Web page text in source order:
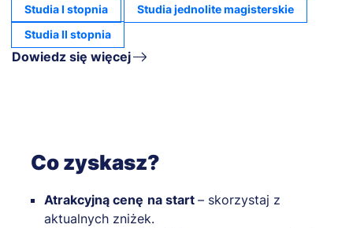
Studia I stopnia
Studia jednolite magisterskie
Studia II stopnia
Dowiedz się więcej
Co zyskasz?
Atrakcyjną cenę na start – skorzystaj z
aktualnych zniżek.